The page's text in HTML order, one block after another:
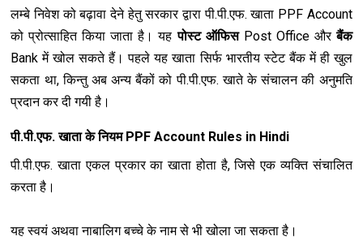
लम्‍बे निवेश को बढ़ावा देने हेतु सरकार द्वारा पी.पी.एफ. खाता PPF Account
को प्रोत्‍साहित किया जाता है। यहपोस्‍ट ऑफिसPost Office औरबैंक
Bank में खोल सकते हैं। पहले यह खाता सिर्फ भारतीय स्‍टेट बैंक में ही खुल
सकता था, किन्‍तु अब अन्‍य बैंकों को पी.पी.एफ. खाते के संचालन की अनुमति
प्रदान कर दी गयी है।
पी.पी.एफ. खाता के नियम PPF Account Rules in Hindi
पी.पी.एफ. खाता एकल प्रकार का खाता होता है, जिसे एक व्यक्ति संचालित
करता है।
यह स्‍वयं अथवा नाबालिग बच्‍चे के नाम से भी खोला जा सकता है।